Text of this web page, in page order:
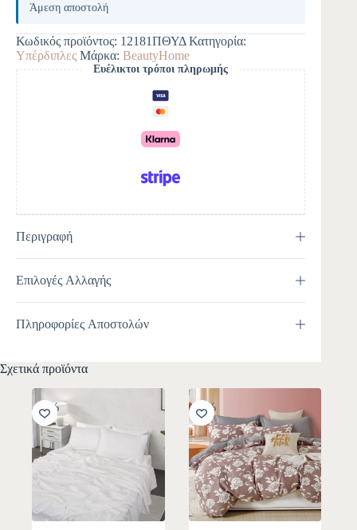
Άμεση αποστολή
Κωδικός προϊόντος: 12181ΠΘΥΔ Κατηγορία:
Υπέρδιπλες Μάρκα: BeautyHome
Ευέλικτοι τρόποι πληρωμής
Περιγραφή
Επιλογές Αλλαγής
Πληροφορίες Αποστολών
Σχετικά προϊόντα
-10% -10%